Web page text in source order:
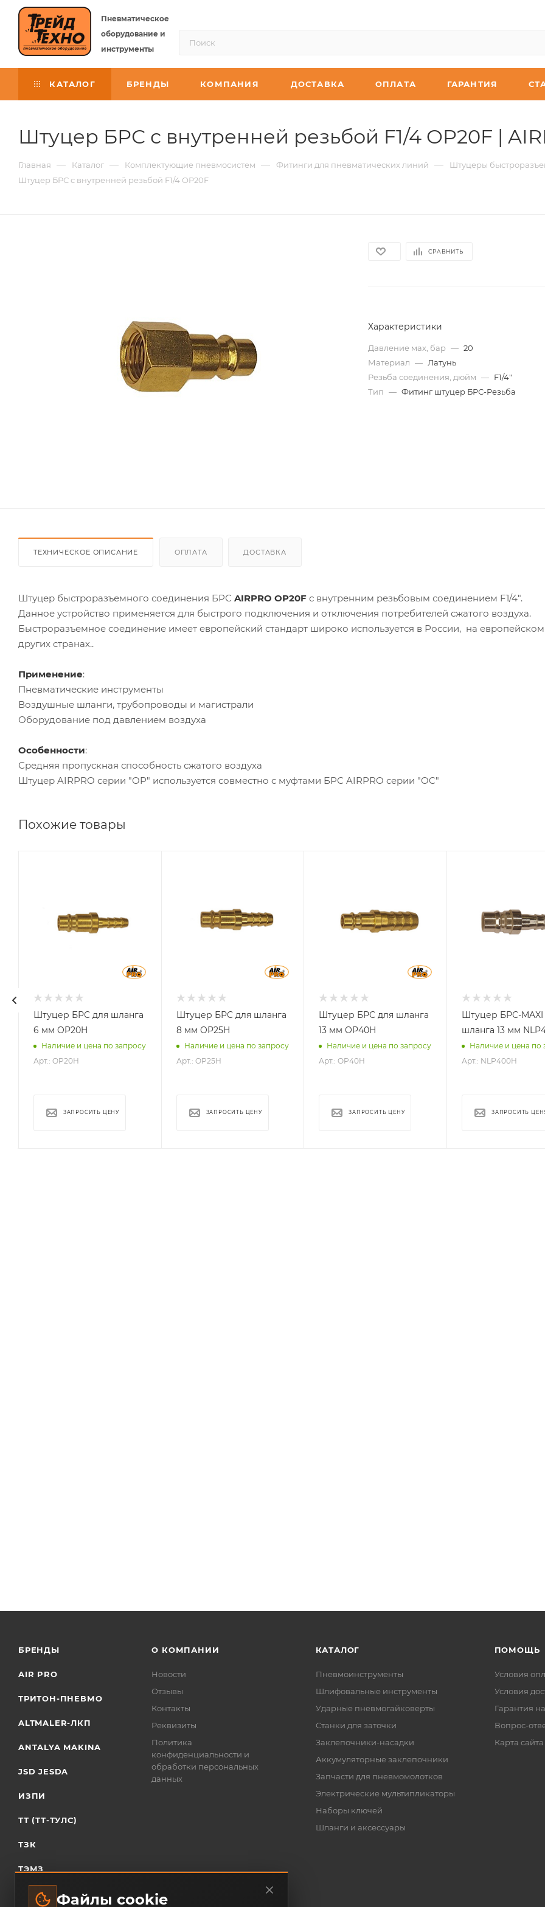
Пневматическое
оборудование и
инструменты
КАТАЛОГ БРЕНДЫ КОМПАНИЯ ДОСТАВКА ОПЛАТА ГАРАНТИЯ
Штуцер БРС с внутренней резьбой F1/4 OP20F |
Главная — Каталог — Комплектующие пневмосистем — Фитинги для пневматических линий — Штуцеры
Штуцер БРС с внутренней резьбой F1/4 OP20F
СРАВНИТЬ
Характеристики
Давление мах, бар — 20
Материал — Латунь
Резьба соединения, дюйм — F1/4"
Тип — Фитинг штуцер БРС-Резьба
ТЕХНИЧЕСКОЕ ОПИСАНИЕ ОПЛАТА ДОСТАВКА
Штуцер быстроразъемного соединения БРС AIRPRO OP20F с внутренним резьбовым соединением F1/4".
Данное устройство применяется для быстрого подключения и отключения потребителей сжатого воздуха.
Быстроразъемное соединение имеет европейский стандарт широко используется в России, на
других странах..
Применение:
Пневматические инструменты
Воздушные шланги, трубопроводы и магистрали
Оборудование под давлением воздуха
Особенности:
Средняя пропускная способность сжатого воздуха
Штуцер AIRPRO серии "OP" используется совместно с муфтами БРС AIRPRO серии "OC"
Похожие товары
Штуцер БРС для шланга
6 мм OP20H
Наличие и цена по запросу
Арт.: OP20H
ЗАПРОСИТЬ ЦЕНУ
Штуцер БРС для шланга
8 мм OP25H
Наличие и цена по запросу
Арт.: OP25H
ЗАПРОСИТЬ ЦЕНУ
Штуцер БРС для шланга
13 мм OP40H
Наличие и цена по запросу
Арт.: OP40H
ЗАПРОСИТЬ ЦЕНУ
Штуцер БРС-MAXI
шланга 13 мм
Наличие и цена по
Арт.: NLP400H
ЗАПРОСИТЬ
БРЕНДЫ
AIR PRO
ТРИТОН-ПНЕВМО
ALTMALER-ЛКП
ANTALYA MAKINA
JSD JESDA
ИЗПИ
ТТ (ТТ-ТУЛС)
ТЗК
ТЭМЗ
О КОМПАНИИ
Новости
Отзывы
Контакты
Реквизиты
Политика
конфиденциальности и
обработки персональных
данных
КАТАЛОГ
Пневмоинструменты
Шлифовальные инструменты
Ударные пневмогайковерты
Станки для заточки
Заклепочники-насадки
Аккумуляторные заклепочники
Запчасти для пневмомолотков
Электрические мультипликаторы
Наборы ключей
Шланги и аксессуары
ПОМОЩЬ
Условия
Условия
Гарантия
Вопрос-
Карта сайта
Файлы cookie